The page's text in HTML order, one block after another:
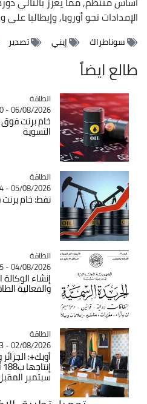
الإمدادات نحو أوروبا, وإيطاليا
سوناطراك إيني تصدير
طالع ايضاً
Catégorie
الطاقة
06/08/2026 - 11:10
التسوية
Catégorie
الطاقة
05/08/2026 - 11:04
نفط: خام برنت فوق 80 دولارا
Catégorie
الطاقة
04/08/2026 - 13:25
إنشاء
والفعالية
Catégorie
الطاقة
02/08/2026 - 13:23
أوبك+:
سبتمبر المقبل